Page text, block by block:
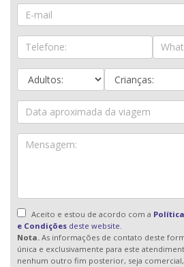
Aceito e estou de acordo com a
e Condições deste website.
Nota. As informações de contato deste
única e exclusivamente para este
nenhum outro fim posterior, seja